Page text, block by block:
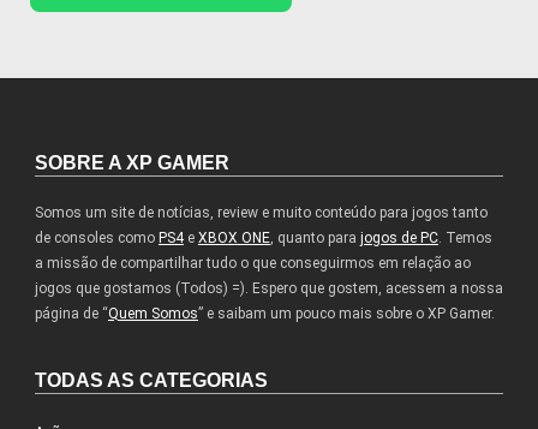
SOBRE A XP GAMER
Somos um site de notícias, review e muito conteúdo para jogos tanto
de consoles como PS4e XBOX ONE, quanto para jogos de PC. Temos
a missão de compartilhar tudo o que conseguirmos em relação ao
jogos que gostamos (Todos) =). Espero que gostem, acessem a nossa
página de “Quem Somos” e saibam um pouco mais sobre o XP Gamer.
TODAS AS CATEGORIAS